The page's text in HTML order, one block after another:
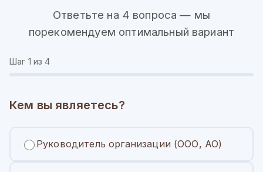
Ответьте на 4 вопроса — мы
порекомендуем оптимальный вариант
Шаг 1 из 4
Кем вы являетесь?
Руководитель организации (ООО, АО)